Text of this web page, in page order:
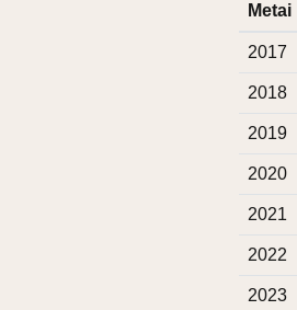
Metai
2017
2018
2019
2020
2021
2022
2023